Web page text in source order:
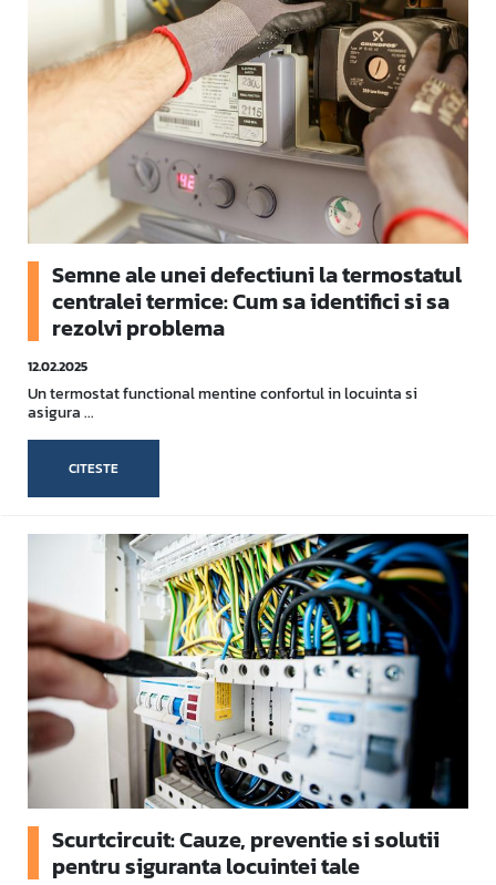
Semne ale unei defectiuni la termostatul
centralei termice: Cum sa identifici si sa
rezolvi problema
12.02.2025
Un termostat functional mentine confortul in locuinta si
asigura ...
CITESTE
Scurtcircuit: Cauze, preventie si solutii
pentru siguranta locuintei tale